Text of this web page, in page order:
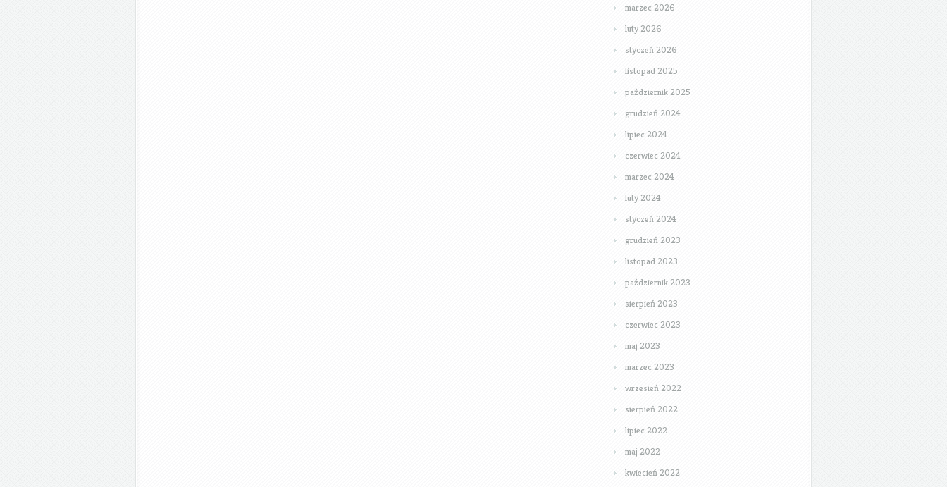
marzec 2026
luty 2026
styczeń 2026
listopad 2025
październik 2025
grudzień 2024
lipiec 2024
czerwiec 2024
marzec 2024
luty 2024
styczeń 2024
grudzień 2023
listopad 2023
październik 2023
sierpień 2023
czerwiec 2023
maj 2023
marzec 2023
wrzesień 2022
sierpień 2022
lipiec 2022
maj 2022
kwiecień 2022